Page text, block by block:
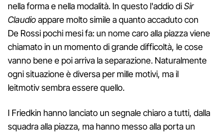
nella forma e nella modalità. In questo l'addio diSir
Claudioappare molto simile a quanto accaduto con
De Rossi pochi mesi fa: un nome caro alla piazza viene
chiamato in un momento di grande difficoltà, le cose
vanno bene e poi arriva la separazione. Naturalmente
ogni situazione è diversa per mille motivi, ma il
leitmotiv sembra essere quello.
I Friedkin hanno lanciato un segnale chiaro a tutti, dalla
squadra alla piazza, ma hanno messo alla porta un